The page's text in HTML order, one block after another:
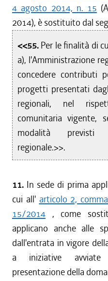
4 agosto 2014, n. 15
2014), è sostituito dal
<<55. Per le finalità di
a), l'Amministrazione
concedere contributi
progetti presentati
regionali, nel
comunitaria vigente,
modalità previsti
regionale.>>.
11. In sede di prima
cui all' articolo 2,
15/2014 , come
applicano anche alle
dall'entrata in vigore
a iniziative avviate
presentazione della